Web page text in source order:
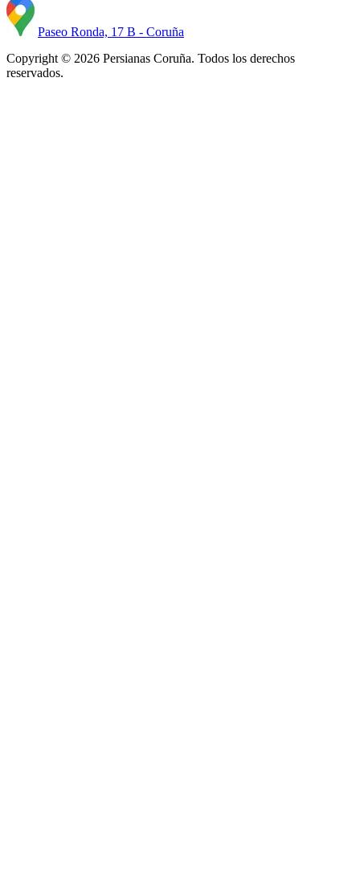
Paseo Ronda, 17 B - Coruña
Copyright © 2026 Persianas Coruña. Todos los derechos
reservados.